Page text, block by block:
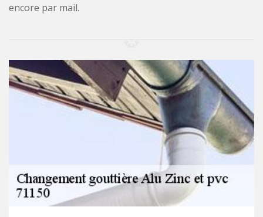
encore par mail.